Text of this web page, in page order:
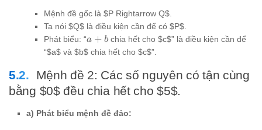
Mệnh đề gốc là $P Rightarrow Q$.
Ta nói $Q$ là điều kiện cần để có $P$.
Phát biểu: “a+b
a + bchia hết cho $c$” là điều kiện cần để
“$a$ và $b$ chia hết cho $c$”.
Mệnh đề 2: Các số nguyên có tận cùng
bằng $0$ đều chia hết cho $5$.
a) Phát biểu mệnh đề đảo: